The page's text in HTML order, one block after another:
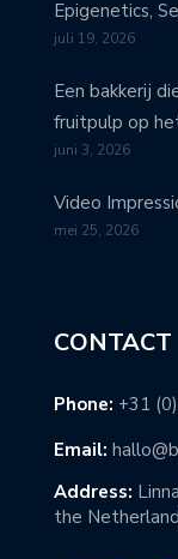
Epigenetics,
juli 19, 2026
Een bakkerij
fruitpulp op
juni 3, 2026
Video
mei 25, 2026
CONTACT
Phone: +31
Email:
Address:
the